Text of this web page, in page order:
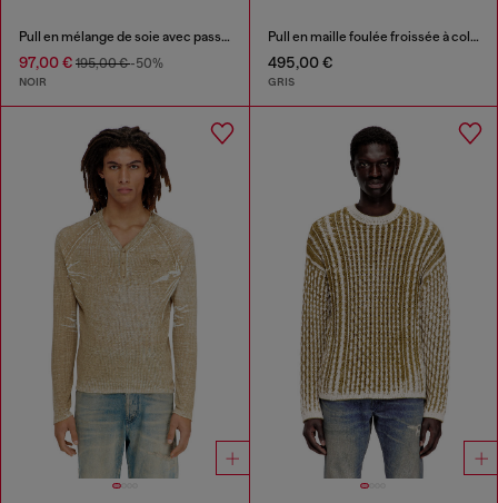
Pull en mélange de soie avec passepoil
97,00 € 195,00 €-50%
NOIR
Pull en maille foulée froissée à col en V
495,00 €
GRIS